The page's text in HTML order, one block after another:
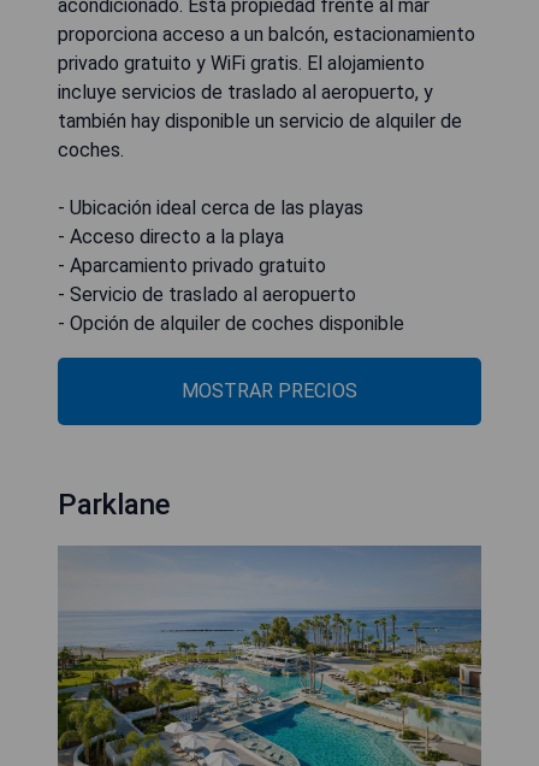
acondicionado. Esta propiedad frente al mar
proporciona acceso a un balcón, estacionamiento
privado gratuito y WiFi gratis. El alojamiento
incluye servicios de traslado al aeropuerto, y
también hay disponible un servicio de alquiler de
coches.
- Ubicación ideal cerca de las playas
- Acceso directo a la playa
- Aparcamiento privado gratuito
- Servicio de traslado al aeropuerto
- Opción de alquiler de coches disponible
MOSTRAR PRECIOS
Parklane